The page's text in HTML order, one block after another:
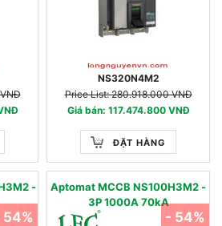
NS320N4M2
Price List: 280.918.000 VNĐ
Giá bán: 117.474.800 VNĐ
ĐẶT HÀNG
-
54%
Aptomat MCCB NS100H3M2 -
3P 1000A 70kA
- 54%